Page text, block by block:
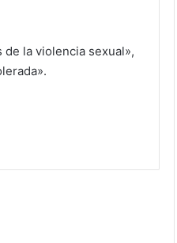
la violencia sexual»,